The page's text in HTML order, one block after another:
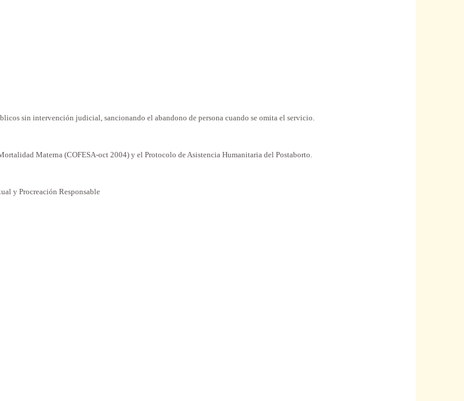
sin intervención judicial, sancionando el abandono de persona cuando se omita el servicio.
Materna (COFESA-oct 2004) y el Protocolo de Asistencia Humanitaria del Postaborto.
y Procreación Responsable